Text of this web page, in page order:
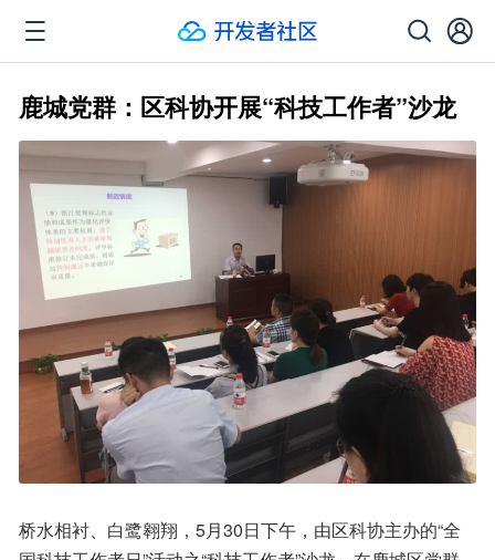
鹿城党群：区科协开展“科技工作者”沙龙
桥水相衬、白鹭翱翔，5月30日下午，由区科协主办的“全